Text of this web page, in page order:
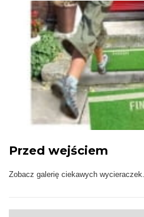
Przed wejściem
Zobacz galerię ciekawych wycieraczek.